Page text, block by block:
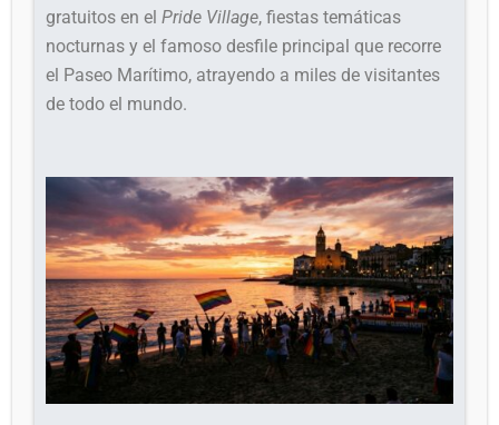
gratuitos en elPride Village, fiestas temáticas
nocturnas y el famoso desfile principal que recorre
el Paseo Marítimo, atrayendo a miles de visitantes
de todo el mundo.